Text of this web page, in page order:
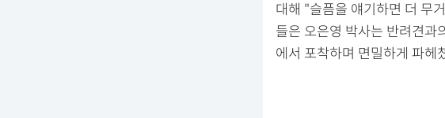
대해 "슬픔을 얘기하면 더 무
들은 오은영 박사는 반려견과
에서 포착하며 면밀하게 파헤